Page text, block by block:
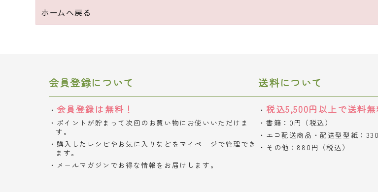
ホームへ戻る
会員登録について
会員登録は無料！
ポイントが貯まって次回のお買い物にお使いいただけま
す。
購入したレシピやお気に入りなどをマイページで管理でき
ます。
メールマガジンでお得な情報をお届けします。
送料について
税込5,500円以上で送料
書籍：0円（税込）
エコ配送商品・配送型型紙：
その他：880円（税込）